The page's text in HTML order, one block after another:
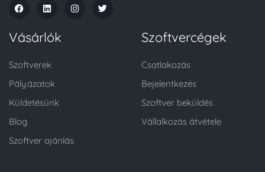
Vásárlók
Szoftverek
Pályázatok
Küldetésünk
Blog
Szoftver ajánlás
Szoftvercégek
Csatlakozás
Bejelentkezés
Szoftver beküldés
Vállalkozás átvétele